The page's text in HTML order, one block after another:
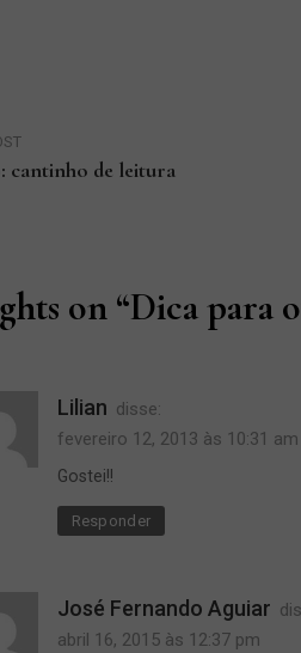
cantinho de leitura
on “Dica para
Lilian disse:
fevereiro 12, 2013 às 10:31 am
Gostei!!
Responder
José Fernando Aguiar
abril 16, 2015 às 12:37 pm